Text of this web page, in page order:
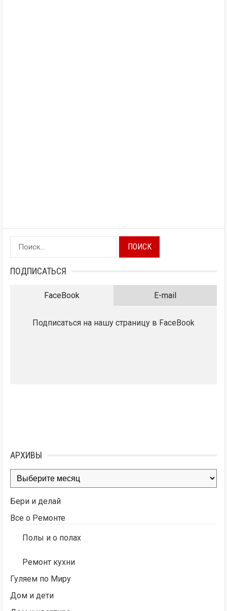
Найти:
ПОДПИСАТЬСЯ
FaceBook E-mail
Подписаться на нашу страницу в FaceBook
АРХИВЫ
Архивы
Бери и делай
Все о Ремонте
Полы и о полах
Ремонт кухни
Гуляем по Миру
Дом и дети